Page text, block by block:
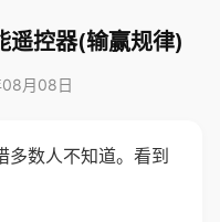
遥控器(输赢规律)
月08日
多数人不知道。看到